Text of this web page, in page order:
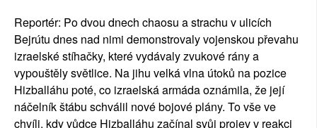
Reportér: Po dvou dnech chaosu a strachu v ulicích
Bejrútu dnes nad nimi demonstrovaly vojenskou převahu
izraelské stíhačky, které vydávaly zvukové rány a
vypouštěly světlice. Na jihu velká vlna útoků na pozice
Hizballáhu poté, co izraelská armáda oznámila, že její
náčelník štábu schválil nové bojové plány. To vše ve
chvíli, kdy vůdce Hizballáhu začínal svůj projev v reakci